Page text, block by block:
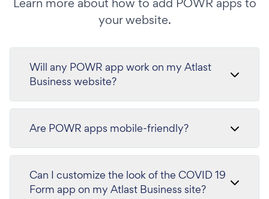
your website.
Will any POWR app work on my Atlast
Business website?
Are POWR apps mobile-friendly?
Can I customize the look of the COVID 19
Form app on my Atlast Business site?